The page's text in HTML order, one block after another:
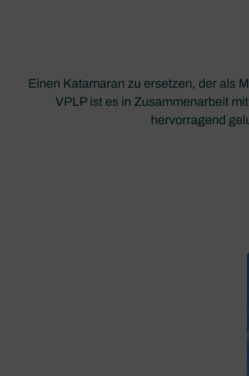
Einen Katamaran zu ersetzen, der als
VPLP ist es in Zusammenarbeit
hervorragend